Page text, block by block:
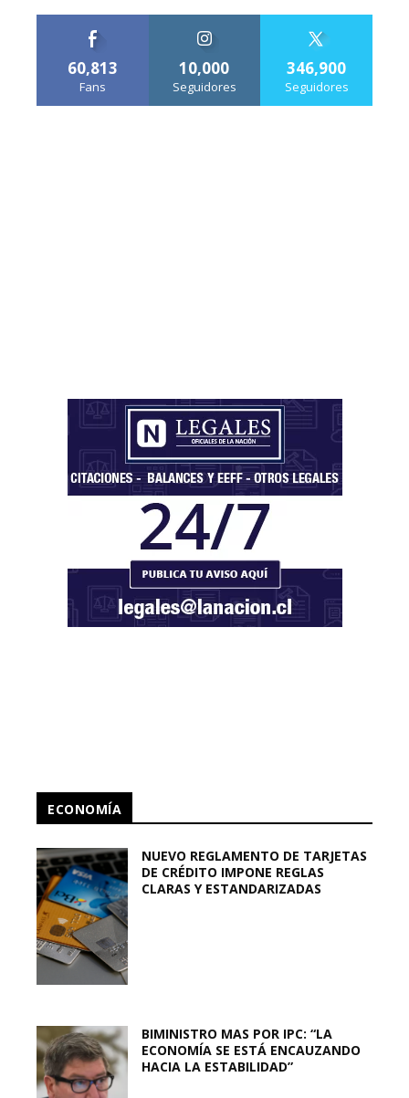
60,813
Fans
10,000
Seguidores
346,900
Seguidores
ECONOMÍA
NUEVO REGLAMENTO DE TARJETAS
DE CRÉDITO IMPONE REGLAS
CLARAS Y ESTANDARIZADAS
BIMINISTRO MAS POR IPC: “LA
ECONOMÍA SE ESTÁ ENCAUZANDO
HACIA LA ESTABILIDAD”